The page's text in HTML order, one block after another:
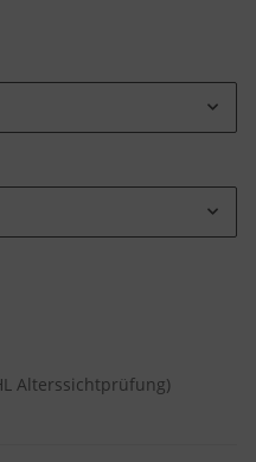
Alterssichtprüfung)